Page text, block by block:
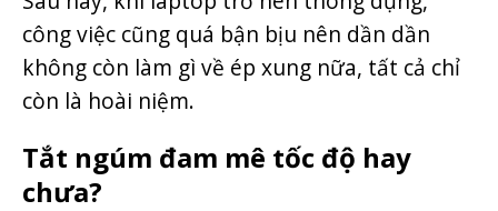
công việc cũng quá bận bịu nên dần dần
không còn làm gì về ép xung nữa, tất cả chỉ
còn là hoài niệm.
Tắt ngúm đam mê tốc độ hay
chưa?